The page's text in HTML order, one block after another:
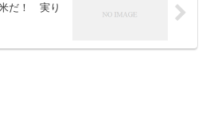
だ！ 実り